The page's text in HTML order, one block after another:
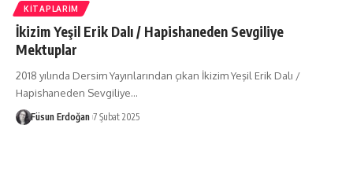
KITAPLARIM
İkizim Yeşil Erik Dalı / Hapishaneden Sevgiliye
Mektuplar
2018 yılında Dersim Yayınlarından çıkan İkizim Yeşil Erik Dalı /
Hapishaneden Sevgiliye…
Füsun Erdoğan 7 Şubat 2025